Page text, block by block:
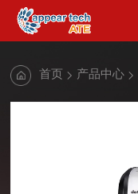
首页 产品中心